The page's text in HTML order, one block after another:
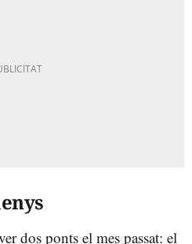
dos ponts el mes passat: el